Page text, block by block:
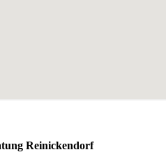
Reinickendorf